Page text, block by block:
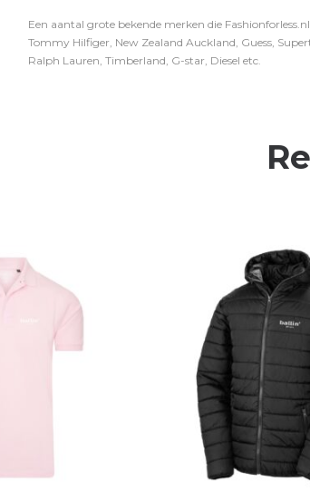
Een aantal grote bekende merken die
Tommy Hilfiger, New Zealand Auckland, Guess,
Ralph Lauren, Timberland, G-star, Diesel etc.